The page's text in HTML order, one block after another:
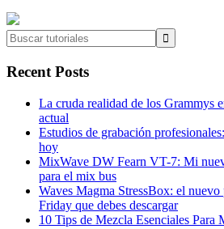
Buscar
tutoriales
Recent Posts
La cruda realidad de los Grammys
actual
Estudios de grabación
hoy
MixWave DW Fearn VT-7: Mi
para el mix bus
Waves Magma StressBox: el
Friday que debes descargar
10 Tips de Mezcla Esenciales